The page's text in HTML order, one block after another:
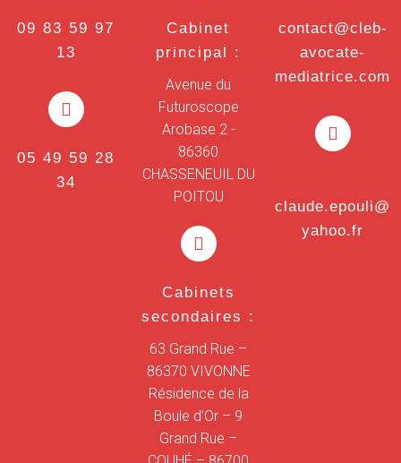
09 83 59 97
13
05 49 59 28
34
Cabinet
principal :
Avenue du
Futuroscope
Arobase 2 -
86360
CHASSENEUIL DU
POITOU
Cabinets
secondaires :
63 Grand Rue –
86370 VIVONNE
Résidence de la
Boule d’Or – 9
Grand Rue –
contact@cleb-
avocate-
mediatrice.com
claude.epouli@
yahoo.fr